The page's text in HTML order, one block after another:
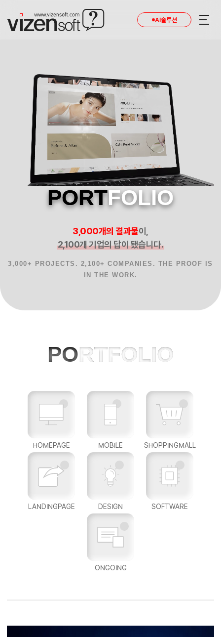
AI솔루션
PORTFOLIO
3,000개의 결과물이,
2,100개 기업의 답이 됐습니다.
3,000+ PROJECTS. 2,100+ COMPANIES. THE PROOF IS
IN THE WORK.
PORTFOLIO
HOMEPAGE MOBILE SHOPPINGMALL
LANDINGPAGE DESIGN SOFTWARE
ONGOING